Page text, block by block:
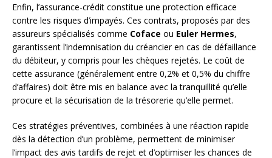
Enfin, l’assurance-crédit constitue une protection efficace
contre les risques d’impayés. Ces contrats, proposés par des
assureurs spécialisés comme Coface ou Euler Hermes,
garantissent l’indemnisation du créancier en cas de défaillance
du débiteur, y compris pour les chèques rejetés. Le coût de
cette assurance (généralement entre 0,2% et 0,5% du chiffre
d’affaires) doit être mis en balance avec la tranquillité qu’elle
procure et la sécurisation de la trésorerie qu’elle permet.
Ces stratégies préventives, combinées à une réaction rapide
dès la détection d’un problème, permettent de minimiser
l’impact des avis tardifs de rejet et d’optimiser les chances de